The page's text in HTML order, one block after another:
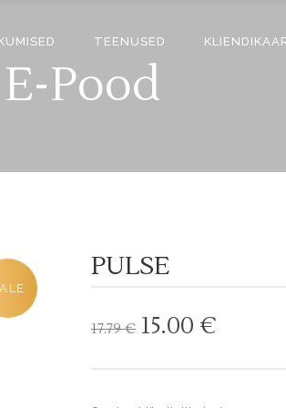
TEENUSED
E-Pood
PULSE
17.79€ Algne
15.00 €